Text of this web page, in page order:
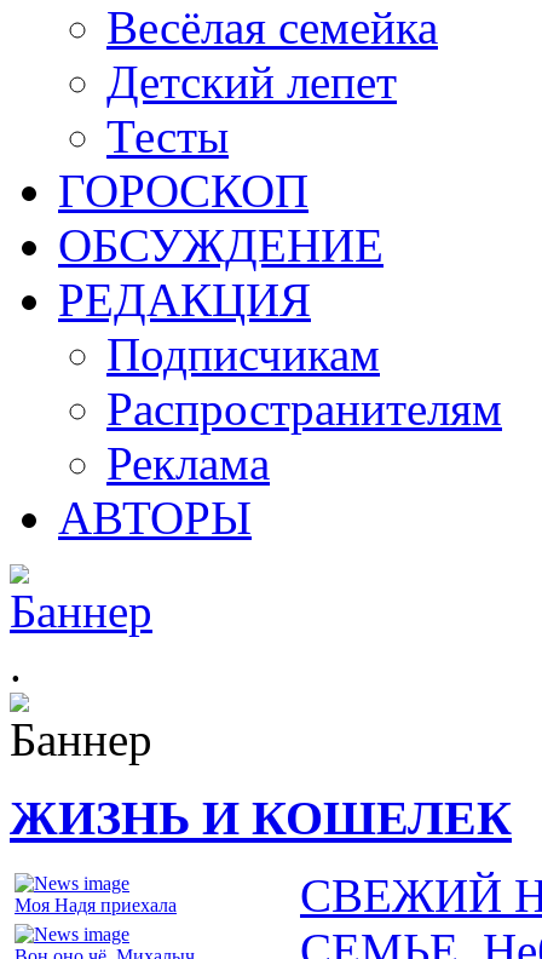
Весёлая семейка
Детский лепет
Тесты
ГОРОСКОП
ОБСУЖДЕНИЕ
РЕДАКЦИЯ
Подписчикам
Распространителям
Реклама
АВТОРЫ
.
ЖИЗНЬ И КОШЕЛЕК
Моя Надя приехала
СВЕЖИЙ